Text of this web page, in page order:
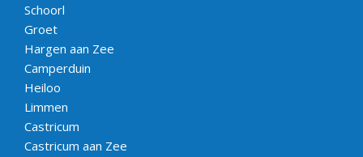
Schoorl
Groet
Hargen aan Zee
Camperduin
Heiloo
Limmen
Castricum
Castricum aan Zee